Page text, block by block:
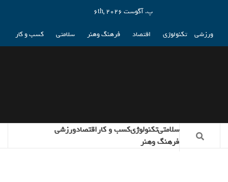
پ. آگوست 6th, 2026
ورزشی تکنولوژی اقتصاد فرهنگ وهنر سلامتی کسب و کار
سلامتیتکنولوژیکسب و کاراقتصادورزشی
فرهنگ وهنر